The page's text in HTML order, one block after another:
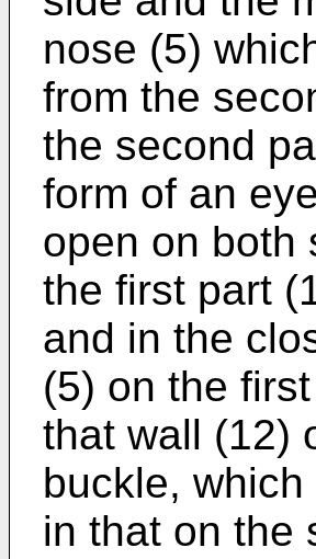
nose (5)
from the
the second
form of an
open on both
the first part
and in the
(5) on the
that wall (12)
buckle,
in that on the